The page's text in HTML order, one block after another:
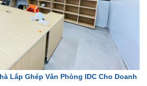
Lắp Ghép Văn Phòng IDC Cho Doanh